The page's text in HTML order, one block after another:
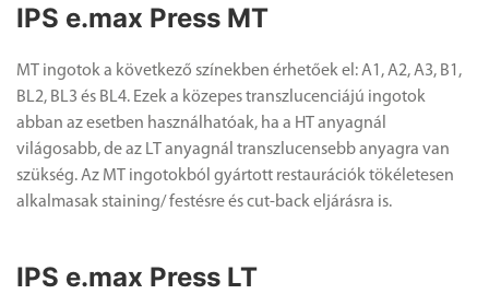
IPS e.max Press MT
MT ingotok a következő színekben érhetőek el: A1, A2, A3, B1,
BL2, BL3 és BL4. Ezek a közepes transzlucenciájú ingotok
abban az esetben használhatóak, ha a HT anyagnál
világosabb, de az LT anyagnál transzlucensebb anyagra van
szükség. Az MT ingotokból gyártott restaurációk tökéletesen
alkalmasak staining/ festésre és cut-back eljárásra is.
IPS e.max Press LT